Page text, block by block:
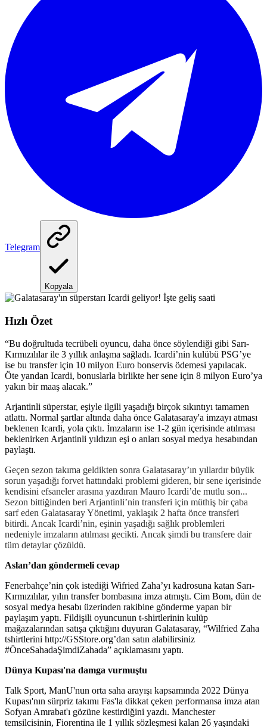
Telegram
Kopyala
Hızlı Özet
“Bu doğrultuda tecrübeli oyuncu, daha önce söylendiği gibi Sarı-
Kırmızılılar ile 3 yıllık anlaşma sağladı. Icardi’nin kulübü PSG’ye
ise bu transfer için 10 milyon Euro bonservis ödemesi yapılacak.
Öte yandan Icardi, bonuslarla birlikte her sene için 8 milyon Euro’ya
yakın bir maaş alacak.”
Arjantinli süperstar, eşiyle ilgili yaşadığı birçok sıkıntıyı tamamen
atlattı. Normal şartlar altında daha önce Galatasaray'a imzayı atması
beklenen Icardi, yola çıktı. İmzaların ise 1-2 gün içerisinde atılması
beklenirken Arjantinli yıldızın eşi o anları sosyal medya hesabından
paylaştı.
Geçen sezon takıma geldikten sonra Galatasaray’ın yıllardır büyük
sorun yaşadığı forvet hattındaki problemi gideren, bir sene içerisinde
kendisini efsaneler arasına yazdıran Mauro Icardi’de mutlu son...
Sezon bittiğinden beri Arjantinli’nin transferi için müthiş bir çaba
sarf eden Galatasaray Yönetimi, yaklaşık 2 hafta önce transferi
bitirdi. Ancak Icardi’nin, eşinin yaşadığı sağlık problemleri
nedeniyle imzaların atılması gecikti. Ancak şimdi bu transfere dair
tüm detaylar çözüldü.
Aslan’dan göndermeli cevap
Fenerbahçe’nin çok istediği Wifried Zaha’yı kadrosuna katan Sarı-
Kırmızılılar, yılın transfer bombasına imza atmıştı. Cim Bom, dün de
sosyal medya hesabı üzerinden rakibine gönderme yapan bir
paylaşım yaptı. Fildişili oyuncunun t-shirtlerinin kulüp
mağazalarından satışa çıktığını duyuran Galatasaray, “Wilfried Zaha
tshirtlerini http://GSStore.org’dan satın alabilirsiniz
#ÖnceSahadaŞimdiZahada” açıklamasını yaptı.
Dünya Kupası'na damga vurmuştu
Talk Sport, ManU'nun orta saha arayışı kapsamında 2022 Dünya
Kupası'nın sürpriz takımı Fas'la dikkat çeken performansa imza atan
Sofyan Amrabat'ı gözüne kestirdiğini yazdı. Manchester
temsilcisinin, Fiorentina ile 1 yıllık sözleşmesi kalan 26 yaşındaki